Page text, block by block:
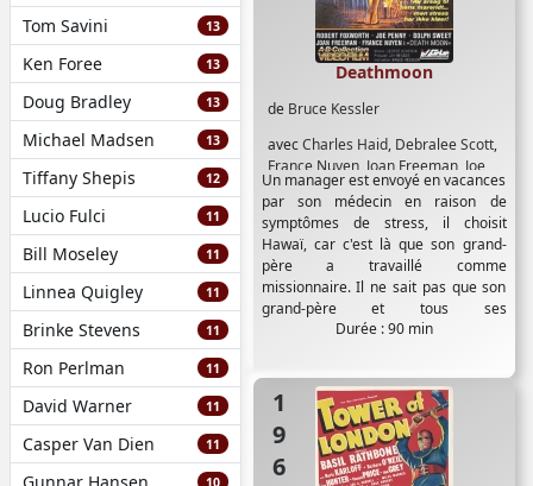
Tom Savini 13
Ken Foree 13
Doug Bradley 13
Michael Madsen 13
Tiffany Shepis 12
Lucio Fulci 11
Bill Moseley 11
Linnea Quigley 11
Brinke Stevens 11
Ron Perlman 11
David Warner 11
Casper Van Dien 11
10
de Bruce Kessler
avecCharles Haid, Debralee Scott,
France Nuyen, Joan Freeman, Joe
Penny,Robert Foxworth
Deathmoon
Un manager est envoyé en vacances
par son médecin en raison de
symptômes de stress, il choisit
Hawaï, car c'est là que son grand-
père a travaillé comme
missionnaire. Il ne sait pas que son
grand-père et tous ses
successeurs...Durée : 90 min
1962